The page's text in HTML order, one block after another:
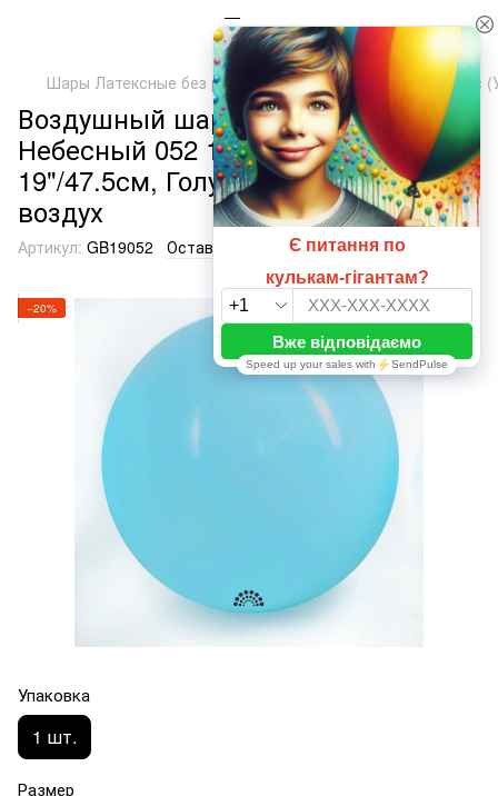
Шары Латексные без рисунка ТМ Артшоу Латекс Балунс
Воздушный шарик гигант
Небесный 052 19" (47,5 см), 1 шт.,
19"/47.5см, Голубой, Гелий или
воздух
Артикул: GB19052 Оставить отзыв
−20%
Упаковка
1 шт.
Размер